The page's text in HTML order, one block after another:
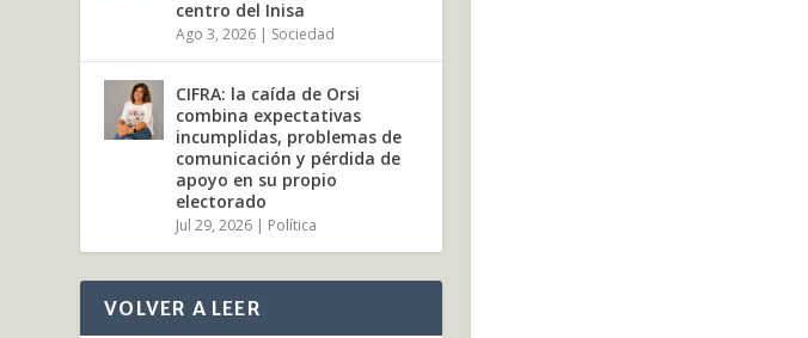
centro del Inisa
Ago 3, 2026 | Sociedad
CIFRA: la caída de Orsi
combina expectativas
incumplidas, problemas de
comunicación y pérdida de
apoyo en su propio
electorado
Jul 29, 2026 | Política
VOLVER A LEER